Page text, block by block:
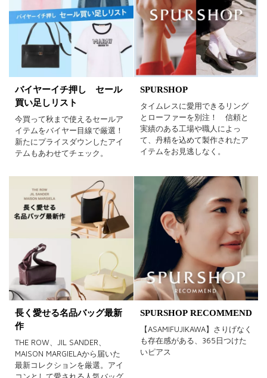
バイヤーイチ押し セール
買い足しリスト
今買って秋まで使えるセールア
イテムをバイヤー目線で厳選！
新たにプライスダウンしたアイ
テムもあわせてチェック。
SPURSHOP
タイムレスに愛用できるリング
とローファーを別注！ 信頼と
実績のある工場や職人によっ
て、丹精を込めて製作されたア
イテムをお見逃しなく。
長く愛せる名品バッグ最新
作
THE ROW、JIL SANDER、
MAISON MARGIELAから届いた
最新コレクションを厳選。アイ
SPURSHOP RECOMMEND
【ASAMIFUJIKAWA】さりげなく
も存在感がある、365日つけた
いピアス